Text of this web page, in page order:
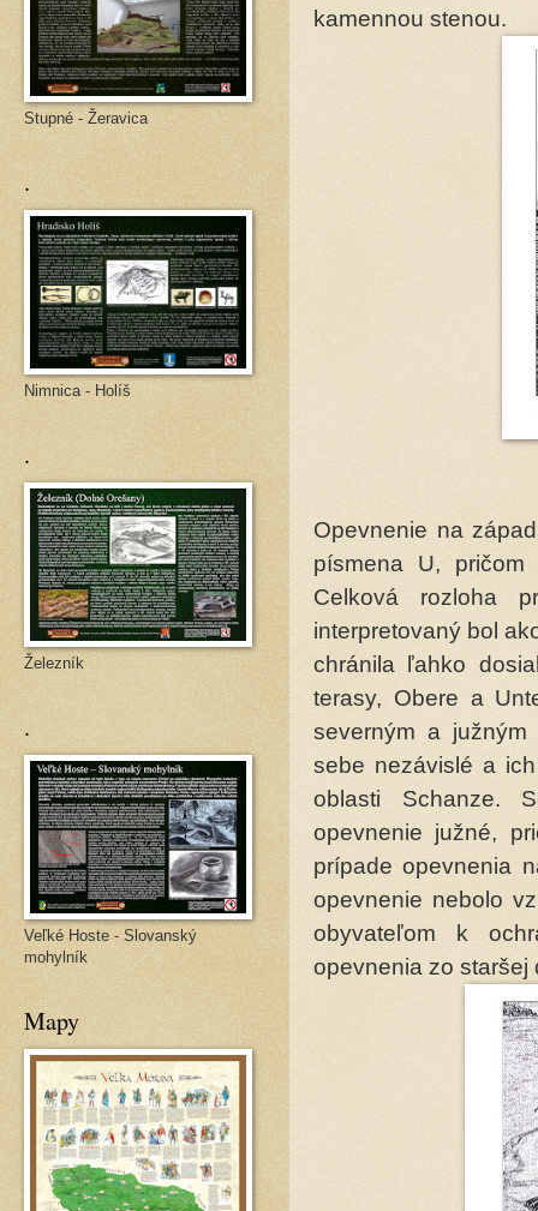
kamennou stenou.
Opevnenie na
písmena U,
Celková rozloha
interpretovaný bol
chránila ľahko
terasy, Obere a
severným a
sebe nezávislé a
oblasti Schanze.
opevnenie južné,
prípade opevnenia
opevnenie nebolo
obyvateľom k
opevnenia zo staršej
Stupné - Žeravica
.
Nimnica - Holíš
.
Železník
.
Veľké Hoste - Slovanský
mohylník
Mapy